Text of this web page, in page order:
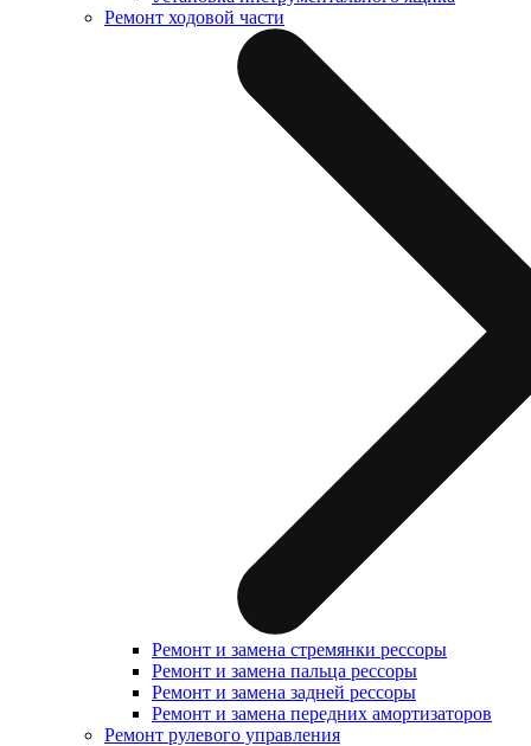
Ремонт ходовой части
Ремонт и замена стремянки рессоры
Ремонт и замена пальца рессоры
Ремонт и замена задней рессоры
Ремонт и замена передних амортизаторов
Ремонт рулевого управления